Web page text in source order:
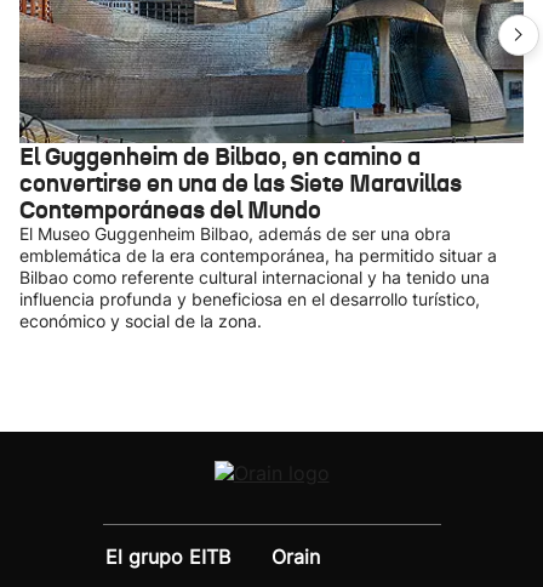
El Guggenheim de Bilbao, en camino a
convertirse en una de las Siete Maravillas
Contemporáneas del Mundo
El Museo Guggenheim Bilbao, además de ser una obra
emblemática de la era contemporánea, ha permitido situar a
Bilbao como referente cultural internacional y ha tenido una
influencia profunda y beneficiosa en el desarrollo turístico,
económico y social de la zona.
El grupo EITB
Orain